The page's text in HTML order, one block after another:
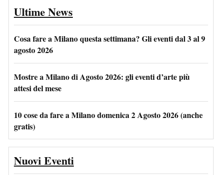
Ultime News
Cosa fare a Milano questa settimana? Gli eventi dal 3 al 9
agosto 2026
Mostre a Milano di Agosto 2026: gli eventi d’arte più
attesi del mese
10 cose da fare a Milano domenica 2 Agosto 2026 (anche
gratis)
Nuovi Eventi